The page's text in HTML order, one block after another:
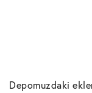
Depomuzdaki